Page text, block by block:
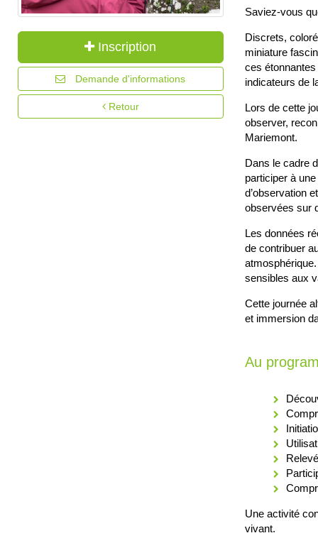
Inscription
Demande d'informations
Retour
Saviez-vous
Discrets,
miniature
ces
indicateurs de
Lors de cette
observer,
Mariemont.
Dans le cadre
participer à
d’observation
observées sur
Les données
de contribuer
sensibles aux
Cette journée
et immersion
Au
Une activité
vivant.